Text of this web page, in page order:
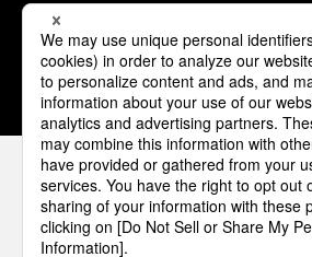
1 2 3 4
パナソニックの電気設備